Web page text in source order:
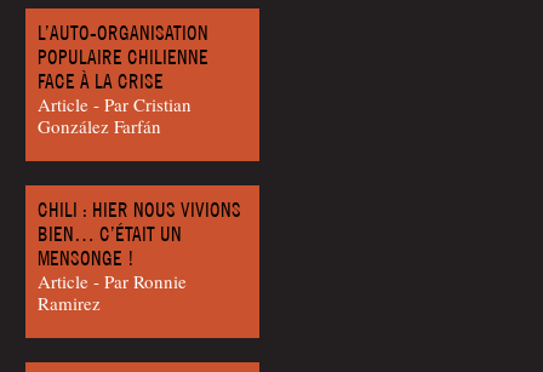
L’AUTO-ORGANISATION
POPULAIRE CHILIENNE
FACE À LA CRISE
Article - Par Cris­tian
Gonzá­lez Farfán
CHILI : HIER NOUS VIVIONS
BIEN… C’ÉTAIT UN
MENSONGE !
Article - Par Ron­nie
Ramirez